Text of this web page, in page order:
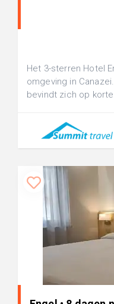
Het 3-sterren Hotel
omgeving in
bevindt zich op